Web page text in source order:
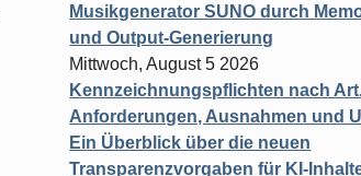
Musikgenerator SUNO durch
und Output-Generierung
Mittwoch, August 5 2026
Kennzeichnungspflichten nach
Anforderungen, Ausnahmen und
Ein Überblick über die neuen
Transparenzvorgaben für KI-